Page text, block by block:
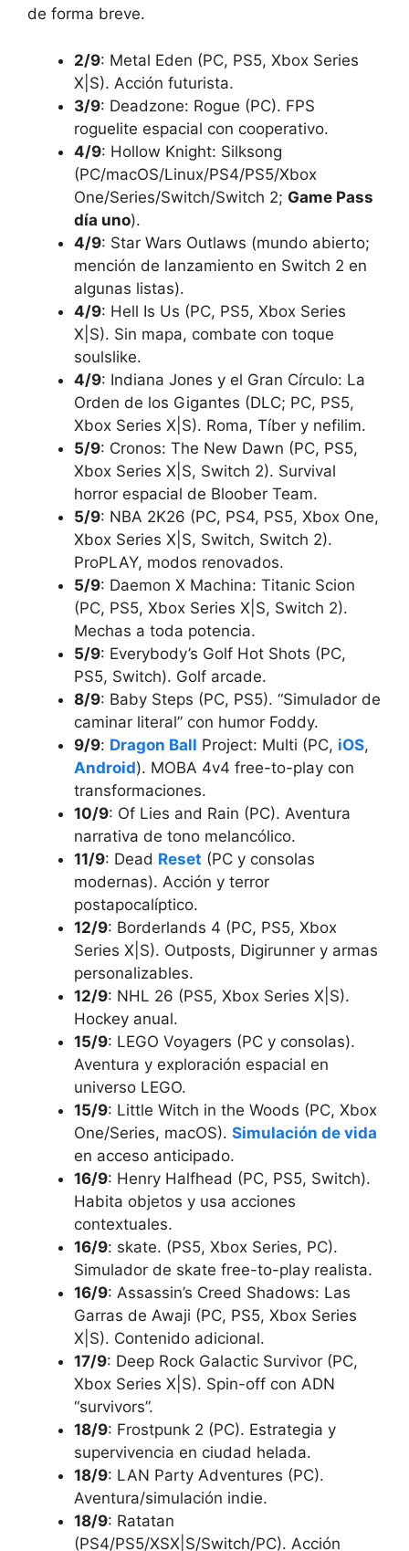
de forma breve.
2/9: Metal Eden (PC, PS5, Xbox Series
X|S). Acción futurista.
3/9: Deadzone: Rogue (PC). FPS
roguelite espacial con cooperativo.
4/9: Hollow Knight: Silksong
(PC/macOS/Linux/PS4/PS5/Xbox
One/Series/Switch/Switch 2; Game Pass
día uno).
4/9: Star Wars Outlaws (mundo abierto;
mención de lanzamiento en Switch 2 en
algunas listas).
4/9: Hell Is Us (PC, PS5, Xbox Series
X|S). Sin mapa, combate con toque
soulslike.
4/9: Indiana Jones y el Gran Círculo: La
Orden de los Gigantes (DLC; PC, PS5,
Xbox Series X|S). Roma, Tíber y nefilim.
5/9: Cronos: The New Dawn (PC, PS5,
Xbox Series X|S, Switch 2). Survival
horror espacial de Bloober Team.
5/9: NBA 2K26 (PC, PS4, PS5, Xbox One,
Xbox Series X|S, Switch, Switch 2).
ProPLAY, modos renovados.
5/9: Daemon X Machina: Titanic Scion
(PC, PS5, Xbox Series X|S, Switch 2).
Mechas a toda potencia.
5/9: Everybody’s Golf Hot Shots (PC,
PS5, Switch). Golf arcade.
8/9: Baby Steps (PC, PS5). “Simulador de
caminar literal” con humor Foddy.
9/9: Dragon Ball Project: Multi (PC, iOS,
Android). MOBA 4v4 free-to-play con
transformaciones.
10/9: Of Lies and Rain (PC). Aventura
narrativa de tono melancólico.
11/9: Dead Reset (PC y consolas
modernas). Acción y terror
postapocalíptico.
12/9: Borderlands 4 (PC, PS5, Xbox
Series X|S). Outposts, Digirunner y armas
personalizables.
12/9: NHL 26 (PS5, Xbox Series X|S).
Hockey anual.
15/9: LEGO Voyagers (PC y consolas).
Aventura y exploración espacial en
universo LEGO.
15/9: Little Witch in the Woods (PC, Xbox
One/Series, macOS). Simulación de vida
en acceso anticipado.
16/9: Henry Halfhead (PC, PS5, Switch).
Habita objetos y usa acciones
contextuales.
16/9: skate. (PS5, Xbox Series, PC).
Simulador de skate free-to-play realista.
16/9: Assassin’s Creed Shadows: Las
Garras de Awaji (PC, PS5, Xbox Series
X|S). Contenido adicional.
17/9: Deep Rock Galactic Survivor (PC,
Xbox Series X|S). Spin-off con ADN
“survivors”.
18/9: Frostpunk 2 (PC). Estrategia y
supervivencia en ciudad helada.
18/9: LAN Party Adventures (PC).
Aventura/simulación indie.
18/9: Ratatan
(PS4/PS5/XSX|S/Switch/PC). Acción